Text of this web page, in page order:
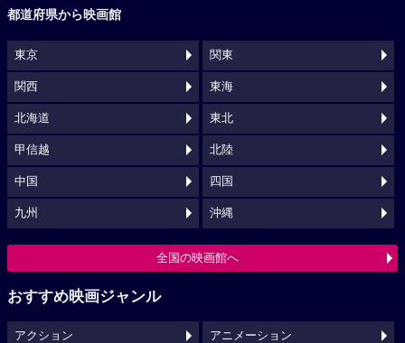
都道府県から映画館
東京 関東
関西 東海
北海道 東北
甲信越 北陸
中国 四国
九州 沖縄
全国の映画館へ
おすすめ映画ジャンル
アクション アニメーション